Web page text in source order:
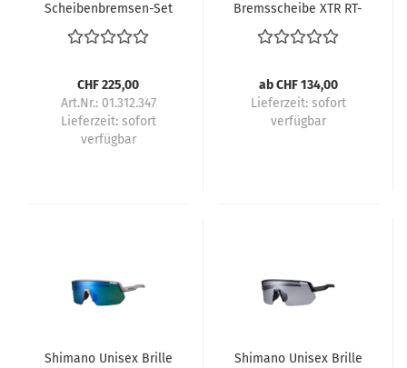
Scheibenbremsen-Set
HINTEN BL-M820 mit
BR-M820
CHF 225,00
Art.Nr.: 01.312.347
Lieferzeit: sofort
verfügbar
Bremsscheibe XTR RT-
MT900 Center-Lock
ab CHF 134,00
Lieferzeit: sofort
verfügbar
Shimano Unisex Brille
Shimano Unisex Brille